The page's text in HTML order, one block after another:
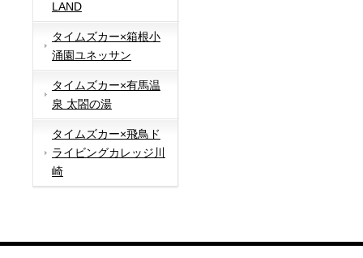
LAND
タイムズカー×箱根小
涌園ユネッサン
タイムズカー×有馬温
泉 太閤の湯
タイムズカー×飛鳥ド
ライビングカレッジ川
崎